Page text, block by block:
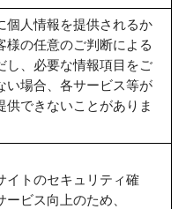
個人情報を提供されるか
様の任意のご判断による
し、必要な情報項目をご
い場合、各サービス等が
供できないことがありま
イトのセキュリティ確
ビス向上のため、